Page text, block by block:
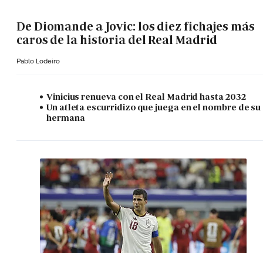
De Diomande a Jovic: los diez fichajes más
caros de la historia del Real Madrid
Pablo Lodeiro
Vinicius renueva con el Real Madrid hasta 2032
Un atleta escurridizo que juega en el nombre de su
hermana